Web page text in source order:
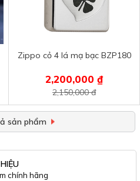
Zippo cỏ 4 lá mạ bạc BZP180
2,200,000 ₫
2,150,000 đ
sản phẩm
chính hãng